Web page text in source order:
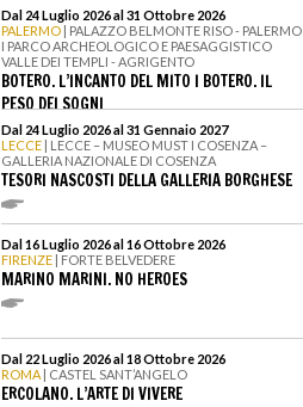
Dal 24 Luglio 2026 al 31 Ottobre 2026
PALERMO | PALAZZO BELMONTE RISO - PALERMO
I PARCO ARCHEOLOGICO E PAESAGGISTICO
VALLE DEI TEMPLI - AGRIGENTO
BOTERO. L’INCANTO DEL MITO I BOTERO. IL
PESO DEI SOGNI
Dal 24 Luglio 2026 al 31 Gennaio 2027
LECCE | LECCE – MUSEO MUST I COSENZA –
GALLERIA NAZIONALE DI COSENZA
TESORI NASCOSTI DELLA GALLERIA BORGHESE
Dal 16 Luglio 2026 al 16 Ottobre 2026
FIRENZE | FORTE BELVEDERE
MARINO MARINI. NO HEROES
Dal 22 Luglio 2026 al 18 Ottobre 2026
ROMA | CASTEL SANT’ANGELO
ERCOLANO. L’ARTE DI VIVERE